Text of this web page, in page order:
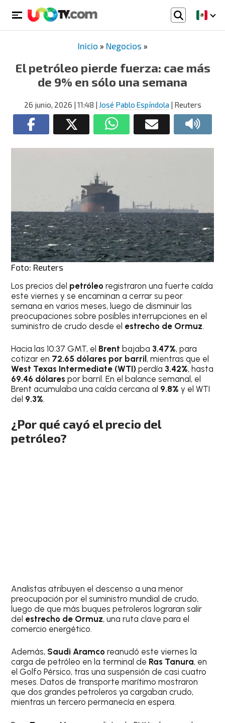
Inicio » Negocios »
El petróleo pierde fuerza: cae más
de 9% en sólo una semana
26 junio, 2026 | 11:48 | José Pablo Espíndola | Reuters
Foto: Reuters
Los precios del petróleo registraron una fuerte caída
este viernes y se encaminan a cerrar su peor
semana en varios meses, luego de disminuir las
preocupaciones sobre posibles interrupciones en el
suministro de crudo desde el estrecho de Ormuz.
Hacia las 10:37 GMT, el Brent bajaba 3.47%, para
cotizar en 72.65 dólares por barril , mientras que el
West Texas Intermediate (WTI) perdía 3.42%, hasta
69.46 dólares por barril. En el balance semanal, el
Brent acumulaba una caída cercana al 9.8% y el WTI
del 9.3%.
¿Por qué cayó el precio del
petróleo?
Analistas atribuyen el descenso a una menor
preocupación por el suministro mundial de crudo,
luego de que más buques petroleros lograran salir
del estrecho de Ormuz, una ruta clave para el
comercio energético.
Además, Saudi Aramco reanudó este viernes la
carga de petróleo en la terminal de Ras Tanura, en
el Golfo Pérsico, tras una suspensión de casi cuatro
meses. Datos de transporte marítimo mostraron
que dos grandes petroleros ya cargaban crudo,
mientras un tercero permanecía en espera.